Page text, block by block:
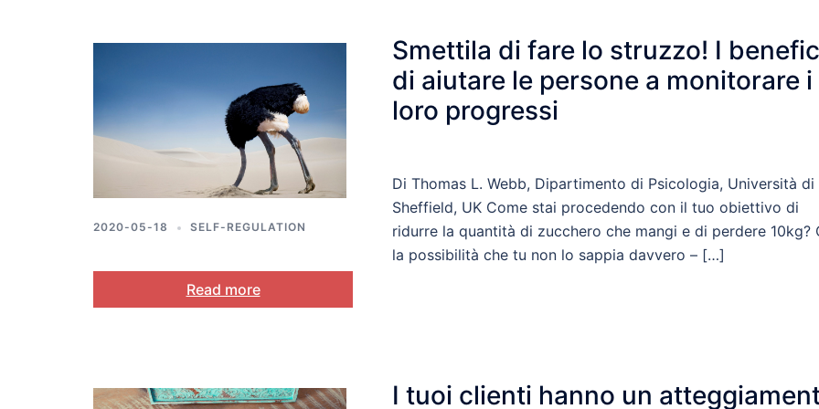
2020-05-18 SELF-REGULATION
Smettila di fare lo struzzo! I
di aiutare le persone a monitorare i
loro progressi
Di Thomas L. Webb, Dipartimento di Psicologia, Università di
Sheffield, UK Come stai procedendo con il tuo obiettivo di
ridurre la quantità di zucchero che mangi e di perdere 10kg?
la possibilità che tu non lo sappia davvero – […]
Read more
I tuoi clienti hanno un